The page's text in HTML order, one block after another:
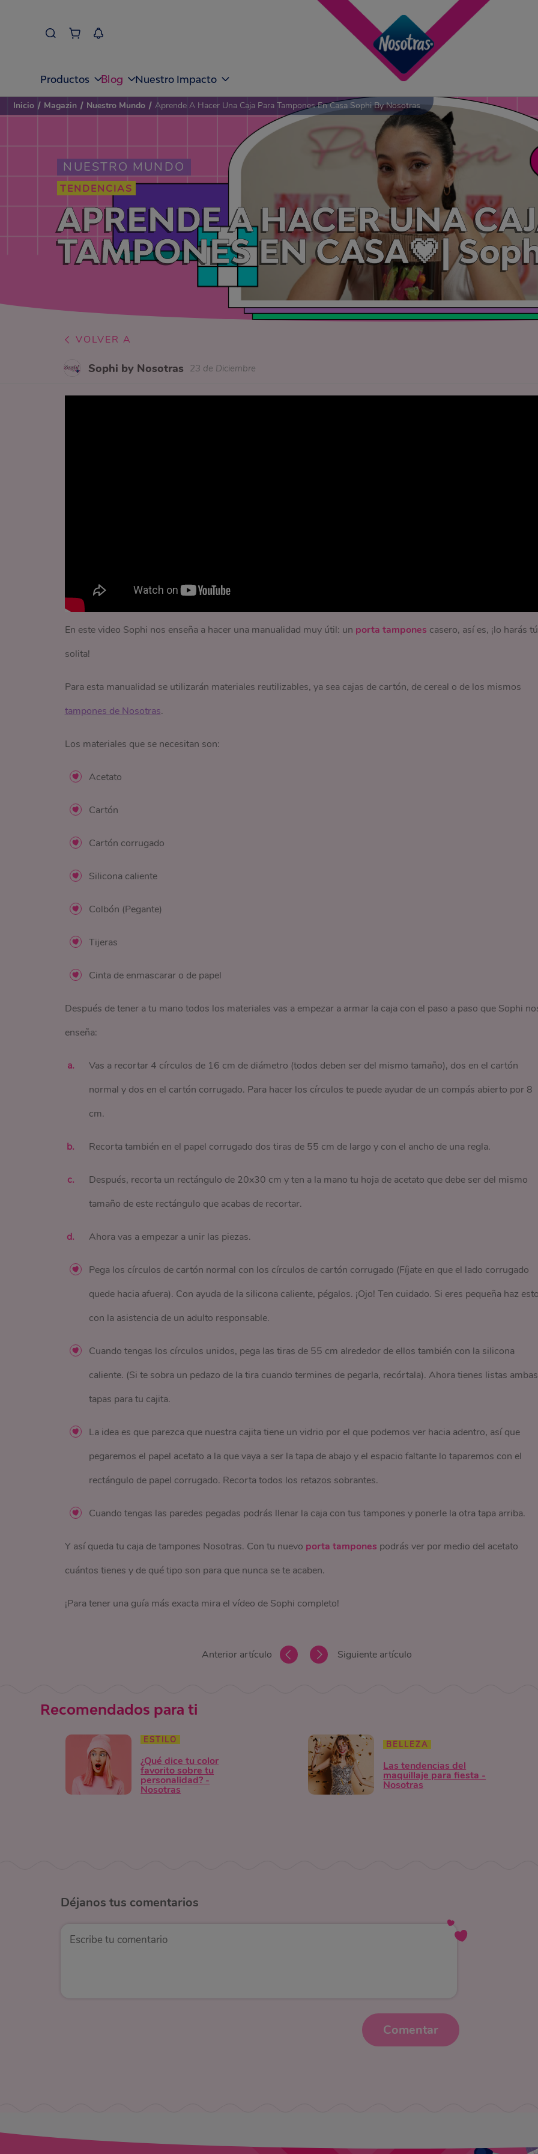
Productos Blog Nuestro Impacto
NUESTRO MUNDO
TENDENCIAS
APRENDE A HACER UNA
TAMPONES EN CASA💗|
Inicio / Magazin / Nuestro Mundo / Aprende A Hacer Una Caja Para Tampones En Casa Sophi By Nosotras
VOLVER A
Sophi by Nosotras 23 de Diciembre
En este video Sophi nos enseña a hacer una manualidad muy útil: un porta tampones casero, así es, ¡lo harás tú
solita!
Para esta manualidad se utilizarán materiales reutilizables, ya sea cajas de cartón, de cereal o de los mismos
tampones de Nosotras.
Los materiales que se necesitan son:
Acetato
Cartón
Cartón corrugado
Silicona caliente
Colbón (Pegante)
Tijeras
Cinta de enmascarar o de papel
Después de tener a tu mano todos los materiales vas a empezar a armar la caja con el paso a paso que Sophi
enseña:
Vas a recortar 4 círculos de 16 cm de diámetro (todos deben ser del mismo tamaño), dos en el cartón
normal y dos en el cartón corrugado. Para hacer los círculos te puede ayudar de un compás abierto por 8
cm.
Recorta también en el papel corrugado dos tiras de 55 cm de largo y con el ancho de una regla.
Después, recorta un rectángulo de 20x30 cm y ten a la mano tu hoja de acetato que debe ser del mismo
tamaño de este rectángulo que acabas de recortar.
Ahora vas a empezar a unir las piezas.
Pega los círculos de cartón normal con los círculos de cartón corrugado (Fíjate en que el lado corrugado
quede hacia afuera). Con ayuda de la silicona caliente, pégalos. ¡Ojo! Ten cuidado. Si eres pequeña haz
con la asistencia de un adulto responsable.
Cuando tengas los círculos unidos, pega las tiras de 55 cm alrededor de ellos también con la silicona
caliente. (Si te sobra un pedazo de la tira cuando termines de pegarla, recórtala). Ahora tienes listas ambas
tapas para tu cajita.
La idea es que parezca que nuestra cajita tiene un vidrio por el que podemos ver hacia adentro, así que
pegaremos el papel acetato a la que vaya a ser la tapa de abajo y el espacio faltante lo taparemos con el
rectángulo de papel corrugado. Recorta todos los retazos sobrantes.
Cuando tengas las paredes pegadas podrás llenar la caja con tus tampones y ponerle la otra tapa arriba.
Y así queda tu caja de tampones Nosotras. Con tu nuevo porta tampones podrás ver por medio del acetato
cuántos tienes y de qué tipo son para que nunca se te acaben.
¡Para tener una guía más exacta mira el vídeo de Sophi completo!
Anterior artículo Siguiente artículo
Recomendados para ti
ESTILO
¿Qué dice tu color
favorito sobre tu
personalidad? -
Nosotras
BELLEZA
Las tendencias del
maquillaje para fiesta -
Nosotras
Déjanos tus comentarios
Comentar